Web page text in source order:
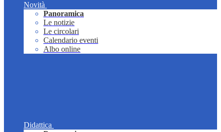
Novità
Panoramica
Le notizie
Le circolari
Calendario eventi
Albo online
Didattica